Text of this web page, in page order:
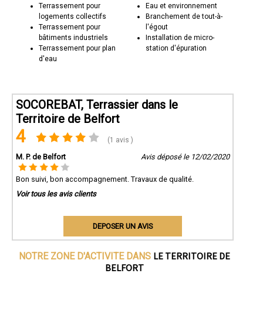
Terrassement pour
logements collectifs
Terrassement pour
bâtiments industriels
Terrassement pour plan
d'eau
Eau et environnement
Branchement de tout-à-
l'égout
Installation de micro-
station d'épuration
SOCOREBAT, Terrassier dans le
Territoire de Belfort
4 (1 avis )
M. P. de Belfort Avis déposé le 12/02/2020
Bon suivi, bon accompagnement. Travaux de qualité.
Voir tous les avis clients
DEPOSER UN AVIS
NOTRE ZONE D'ACTIVITE DANS LE TERRITOIRE DE
BELFORT